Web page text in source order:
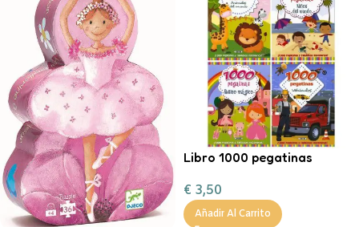
Libro 1000 pegatinas
€ 3,50
Añadir Al Carrito